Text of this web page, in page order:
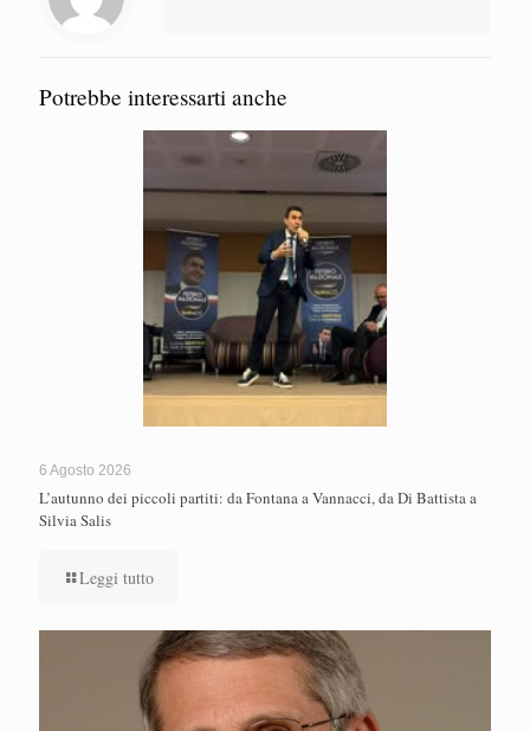
Potrebbe interessarti anche
6 Agosto 2026
L’autunno dei piccoli partiti: da Fontana a Vannacci, da Di Battista a
Silvia Salis
Leggi tutto